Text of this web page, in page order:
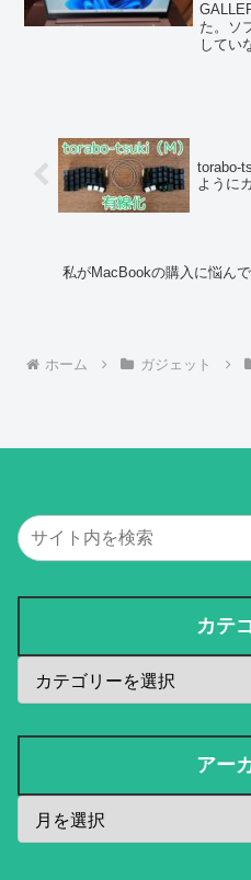
た。ソ
してい
torabo-
ように
私がMacBookの購入に悩ん
ホーム ガジェット
カテ
アー